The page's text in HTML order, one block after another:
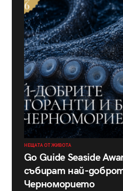
НЕЩАТА ОТ ЖИВОТА
Go Guide Seaside
събират най-
Черноморието